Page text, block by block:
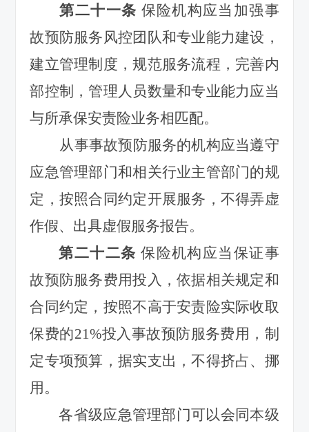
第二十一条 保险机构应当加强事
故预防服务风控团队和专业能力建设，
建立管理制度，规范服务流程，完善内
部控制，管理人员数量和专业能力应当
与所承保安责险业务相匹配。
从事事故预防服务的机构应当遵守
应急管理部门和相关行业主管部门的规
定，按照合同约定开展服务，不得弄虚
作假、出具虚假服务报告。
第二十二条 保险机构应当保证事
故预防服务费用投入，依据相关规定和
合同约定，按照不高于安责险实际收取
保费的21%投入事故预防服务费用，制
定专项预算，据实支出，不得挤占、挪
用。
各省级应急管理部门可以会同本级